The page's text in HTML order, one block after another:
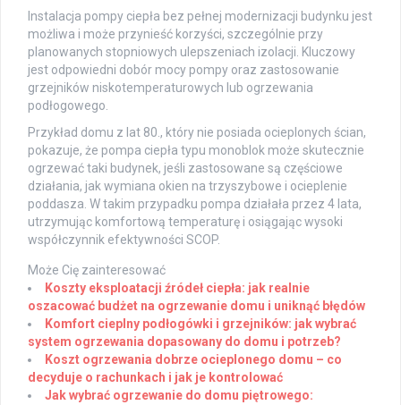
Instalacja pompy ciepła bez pełnej modernizacji budynku jest
możliwa i może przynieść korzyści, szczególnie przy
planowanych stopniowych ulepszeniach izolacji. Kluczowy
jest odpowiedni dobór mocy pompy oraz zastosowanie
grzejników niskotemperaturowych lub ogrzewania
podłogowego.
Przykład domu z lat 80., który nie posiada ocieplonych ścian,
pokazuje, że pompa ciepła typu monoblok może skutecznie
ogrzewać taki budynek, jeśli zastosowane są częściowe
działania, jak wymiana okien na trzyszybowe i ocieplenie
poddasza. W takim przypadku pompa działała przez 4 lata,
utrzymując komfortową temperaturę i osiągając wysoki
współczynnik efektywności SCOP.
Może Cię zainteresować
Koszty eksploatacji źródeł ciepła: jak realnie
oszacować budżet na ogrzewanie domu i uniknąć błędów
Komfort cieplny podłogówki i grzejników: jak wybrać
system ogrzewania dopasowany do domu i potrzeb?
Koszt ogrzewania dobrze ocieplonego domu – co
decyduje o rachunkach i jak je kontrolować
Jak wybrać ogrzewanie do domu piętrowego: